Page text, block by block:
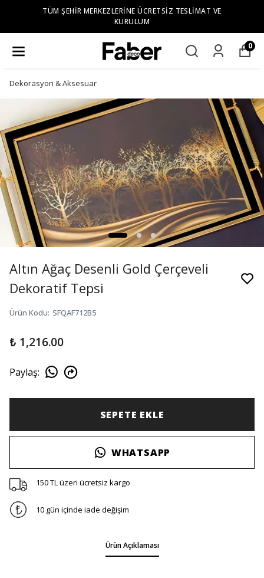
TÜM ŞEHIR MERKEZLERINE ÜCRETSIZ TESLIMAT VE
KURULUM
0
Dekorasyon & Aksesuar
Altın Ağaç Desenli Gold Çerçeveli
Dekoratif Tepsi
Ürün Kodu: SFQAF712B5
₺ 1,216.00
Paylaş:
SEPETE EKLE
WHATSAPP
150 TL üzeri ücretsiz kargo
10 gün içinde iade değişim
Ürün Açıklaması